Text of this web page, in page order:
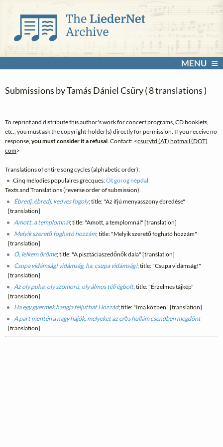
MENU
Submissions by Tamás Dániel Csűry ( 8 translations )
To reprint and distribute this author's work for concert programs, CD booklets,
etc., you must ask the copyright-holder(s) directly for permission. If you receive no
response, you must consider it a refusal . Contact: <csurytd (AT) hotmail (DOT)
com>
Translations of entire song cycles (alphabetic order):
Cinq mélodies populaires grecques:Öt görög népdal
Texts and Translations (reverse order of submission)
Ébredj, ébredj, kedves fogoly; title: "Az ifjú menyasszony ébredése"
[translation]
Amott, a templomnál; title: "Amott, a templomnál" [translation]
Melyik szerető fogható hozzám; title: "Melyik szerető fogható hozzám"
[translation]
Ó, lelkem öröme; title: "A pisztáciaszedőnők dala" [translation]
Csupa vidámság! vidámság, ha, csupa vidámság!; title: "Csupa vidámság!"
[translation]
Az oly puha, oly szomorú, oly álmos téli égbolt; title: "Érzelmes tájkép"
[translation]
Ha egy gyermek hangja feljuthat Hozzád; title: "Ima közben" [translation]
A part mentén a nagy hajók, melyeket az erős hullám csendben megdönt
[translation]